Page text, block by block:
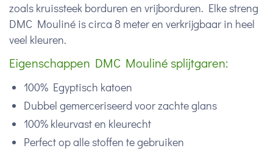
zoals kruissteek borduren en vrijborduren. Elke streng
DMC Mouliné is circa 8 meter en verkrijgbaar in heel
veel kleuren.
Eigenschappen DMC Mouliné splijtgaren:
100% Egyptisch katoen
Dubbel gemerceriseerd voor zachte glans
100% kleurvast en kleurecht
Perfect op alle stoffen te gebruiken